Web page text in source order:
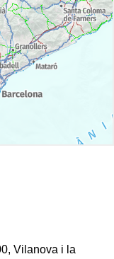
Vilanova i la